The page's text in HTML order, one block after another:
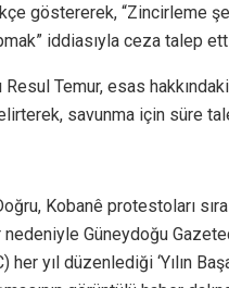
göstererek, “Zincirleme
iddiasıyla ceza talep
Resul Temur, esas
savunma için süre
Kobanê protestoları
Güneydoğu
her yıl düzenlediği ‘Yılın